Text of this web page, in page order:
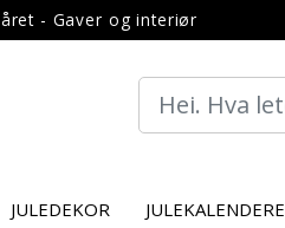
- Gaver og interiør
JULEDEKOR JULEKALENDERE